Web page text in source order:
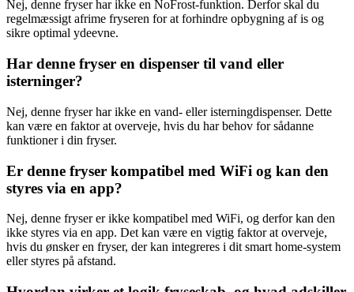
Nej, denne fryser har ikke en NoFrost-funktion. Derfor skal du
regelmæssigt afrime fryseren for at forhindre opbygning af is og
sikre optimal ydeevne.
Har denne fryser en dispenser til vand eller
isterninger?
Nej, denne fryser har ikke en vand- eller isterningdispenser. Dette
kan være en faktor at overveje, hvis du har behov for sådanne
funktioner i din fryser.
Er denne fryser kompatibel med WiFi og kan den
styres via en app?
Nej, denne fryser er ikke kompatibel med WiFi, og derfor kan den
ikke styres via en app. Det kan være en vigtig faktor at overveje,
hvis du ønsker en fryser, der kan integreres i dit smart home-system
eller styres på afstand.